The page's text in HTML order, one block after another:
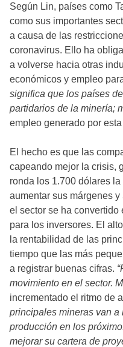
Según Lin, países como
como sus importantes
a causa de las
coronavirus. Ello ha
a volverse hacia otras
económicos y empleo
significa que los países
partidarios de la minería;
empleo generado por
El hecho es que las
capeando mejor la crisis,
ronda los 1.700 dólares
aumentar sus márgenes
el sector se ha convertido
para los inversores. El
la rentabilidad de las
tiempo que las más
a registrar buenas cifras.
movimiento en el sector.
incrementado el ritmo de
principales mineras van a
producción en los
mejorar su cartera de